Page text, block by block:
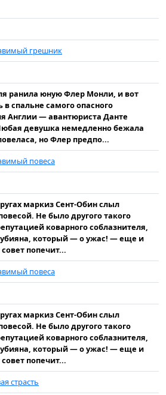
грешник
ранила юную Флер Монли, и вот
в спальне самого опасного
Англии — авантюриста Данте
девушка немедленно бежала
но Флер предпо...
повеса
маркиз Сент-Обин слыл
Не было другого такого
коварного соблазнителя,
который — о ужас! — еще и
попечит...
повеса
маркиз Сент-Обин слыл
Не было другого такого
коварного соблазнителя,
который — о ужас! — еще и
попечит...
страсть